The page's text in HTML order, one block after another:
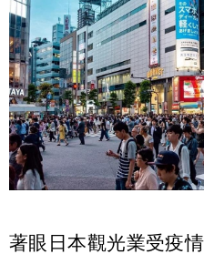
著眼日本觀光業受疫